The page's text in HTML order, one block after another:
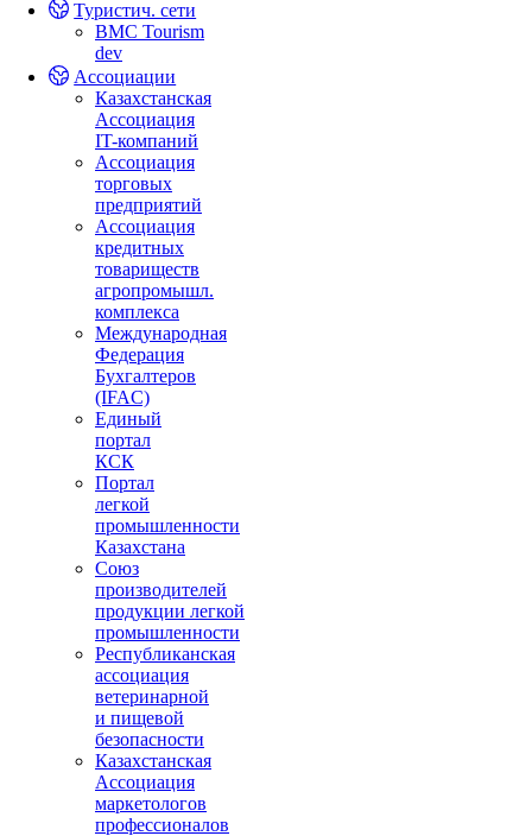
Туристич. сети
BMC Tourism
dev
Ассоциации
Казахстанская
Ассоциация
IT-компаний
Ассоциация
торговых
предприятий
Ассоциация
кредитных
товариществ
агропромышл.
комплекса
Международная
Федерация
Бухгалтеров
(IFAC)
Единый
портал
КСК
Портал
легкой
промышленности
Казахстана
Союз
производителей
продукции легкой
промышленности
Республиканская
ассоциация
ветеринарной
и пищевой
безопасности
Казахстанская
Ассоциация
маркетологов
профессионалов